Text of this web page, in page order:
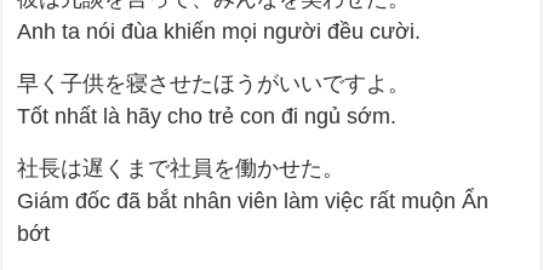
Anh ta nói đùa khiến mọi người đều cười.
早く子供を寝させたほうがいいですよ。
Tốt nhất là hãy cho trẻ con đi ngủ sớm.
社長は遅くまで社員を働かせた。
Giám đốc đã bắt nhân viên làm việc rất muộn Ẩn
bớt